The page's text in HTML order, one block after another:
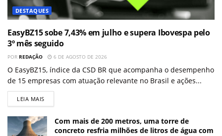
DESTAQUES
EasyBZ15 sobe 7,43% em julho e supera Ibovespa pelo
3º mês seguido
POR REDAÇÃO 6 DE AGOSTO DE 2026
O EasyBZ15, índice da CSD BR que acompanha o desempenho
de 15 empresas com atuação relevante no Brasil e ações...
LEIA MAIS
Com mais de 200 metros, uma torre de
concreto resfria milhões de litros de água com